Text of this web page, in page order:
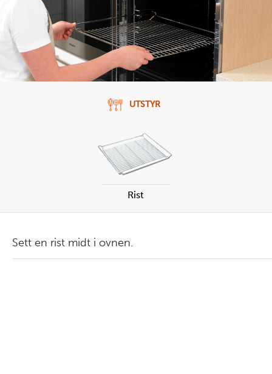
UTSTYR
Rist
Sett en rist midt i ovnen.